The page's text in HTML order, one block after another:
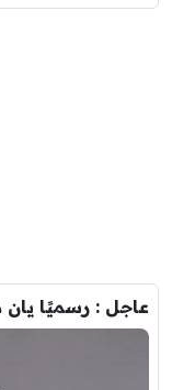
عاجل : رسميًا يان